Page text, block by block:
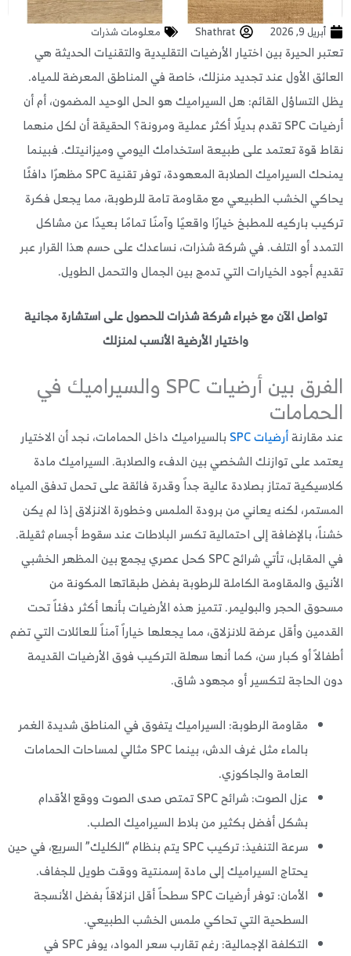
أبريل 9, 2026 Shathrat معلومات شذرات
الحيرة بين اختيار الأرضيات التقليدية والتقنيات الحديثة هي
الأول عند تجديد منزلك، خاصة في المناطق المعرضة للمياه.
التساؤل القائم: هل السيراميك هو الحل الوحيد المضمون، أم أن
أرضيات SPC تقدم بديلًا أكثر عملية ومرونة؟ الحقيقة أن لكل منهما
قوة تعتمد على طبيعة استخدامك اليومي وميزانيتك. فبينما
يمنحك السيراميك الصلابة المعهودة، توفر تقنية SPC مظهرًا دافئًا
الخشب الطبيعي مع مقاومة تامة للرطوبة، مما يجعل فكرة
باركيه للمطبخ خيارًا واقعيًا وآمنًا تمامًا بعيدًا عن مشاكل
أو التلف. في شركة شذرات، نساعدك على حسم هذا القرار عبر
أجود الخيارات التي تدمج بين الجمال والتحمل الطويل.
تواصل الآن مع خبراء شركة شذرات للحصول على استشارة مجانية
واختيار الأرضية الأنسب لمنزلك
الفرق بين أرضيات SPC والسيراميك في
مقارنةأرضيات SPC
بالسيراميك داخل الحمامات، نجد أن الاختيار
على توازنك الشخصي بين الدفء والصلابة. السيراميك مادة
تمتاز بصلادة عالية جداً وقدرة فائقة على تحمل تدفق المياه
لكنه يعاني من برودة الملمس وخطورة الانزلاق إذا لم يكن
بالإضافة إلى احتمالية تكسر البلاطات عند سقوط أجسام ثقيلة.
في المقابل، تأتي شرائح SPC كحل عصري يجمع بين المظهر الخشبي
والمقاومة الكاملة للرطوبة بفضل طبقاتها المكونة من
الحجر والبوليمر. تتميز هذه الأرضيات بأنها أكثر دفئاً تحت
وأقل عرضة للانزلاق، مما يجعلها خياراً آمناً للعائلات التي تضم
أو كبار سن، كما أنها سهلة التركيب فوق الأرضيات القديمة
الحاجة لتكسير أو مجهود شاق.
مقاومة الرطوبة: السيراميك يتفوق في المناطق شديدة الغمر
بالماء مثل غرف الدش، بينما SPC مثالي لمساحات الحمامات
العامة والجاكوزي.
عزل الصوت: شرائح SPC تمتص صدى الصوت ووقع الأقدام
بشكل أفضل بكثير من بلاط السيراميك الصلب.
سرعة التنفيذ: تركيب SPC يتم بنظام “الكليك” السريع، في حين
يحتاج السيراميك إلى مادة إسمنتية ووقت طويل للجفاف.
الأمان: توفر أرضيات SPC سطحاً أقل انزلاقاً بفضل الأنسجة
السطحية التي تحاكي ملمس الخشب الطبيعي.
التكلفة الإجمالية: رغم تقارب سعر المواد، يوفر SPC في